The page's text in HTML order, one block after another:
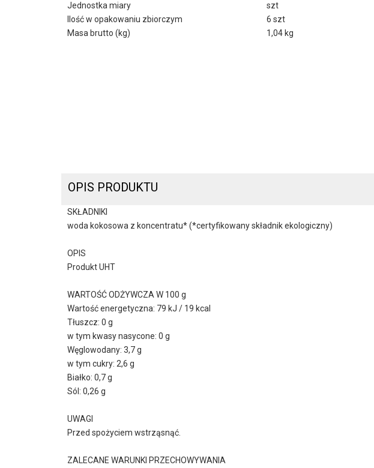
Jednostka miary
szt
Ilość w opakowaniu zbiorczym
6 szt
Masa brutto (kg)
1,04 kg
OPIS PRODUKTU
SKŁADNIKI
woda kokosowa z koncentratu* (*certyfikowany składnik ekologiczny)
OPIS
Produkt UHT
WARTOŚĆ ODŻYWCZA W 100 g
Wartość energetyczna: 79 kJ / 19 kcal
Tłuszcz: 0 g
w tym kwasy nasycone: 0 g
Węglowodany: 3,7 g
w tym cukry: 2,6 g
Białko: 0,7 g
Sól: 0,26 g
UWAGI
Przed spożyciem wstrząsnąć.
ZALECANE WARUNKI PRZECHOWYWANIA